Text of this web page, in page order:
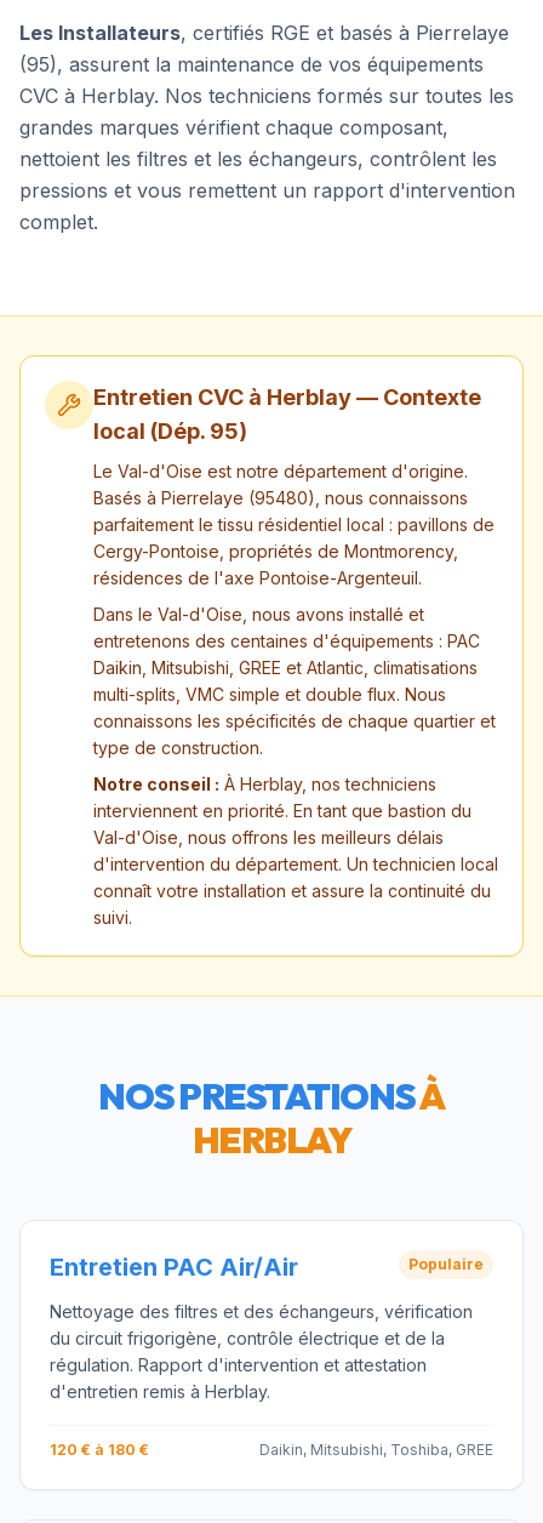
Les Installateurs, certifiés RGE et basés à Pierrelaye
(95), assurent la maintenance de vos équipements
CVC à Herblay. Nos techniciens formés sur toutes les
grandes marques vérifient chaque composant,
nettoient les filtres et les échangeurs, contrôlent les
pressions et vous remettent un rapport d'intervention
complet.
Entretien CVC à Herblay— Contexte
local (Dép. 95)
Le Val-d'Oise est notre département d'origine.
Basés à Pierrelaye (95480), nous connaissons
parfaitement le tissu résidentiel local : pavillons de
Cergy-Pontoise, propriétés de Montmorency,
résidences de l'axe Pontoise-Argenteuil.
Dans le Val-d'Oise, nous avons installé et
entretenons des centaines d'équipements : PAC
Daikin, Mitsubishi, GREE et Atlantic, climatisations
multi-splits, VMC simple et double flux. Nous
connaissons les spécificités de chaque quartier et
type de construction.
Notre conseil : À Herblay, nos techniciens
interviennent en priorité. En tant que bastion du
Val-d'Oise, nous offrons les meilleurs délais
d'intervention du département. Un technicien local
connaît votre installation et assure la continuité du
suivi.
NOS PRESTATIONSÀ
HERBLAY
Entretien PAC Air/Air Populaire
Nettoyage des filtres et des échangeurs, vérification
du circuit frigorigène, contrôle électrique et de la
régulation. Rapport d'intervention et attestation
d'entretien remis à Herblay.
120 € à 180 € Daikin, Mitsubishi, Toshiba, GREE